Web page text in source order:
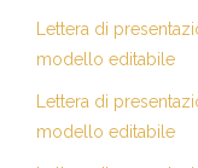
Lettera di
modello editabile
Lettera di
modello editabile